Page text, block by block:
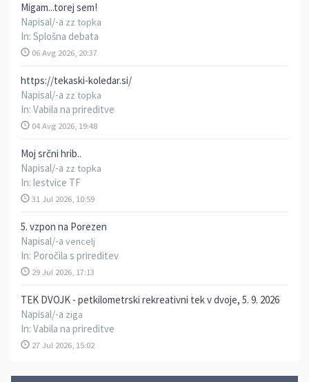
Migam...torej sem!
Napisal/-a zz topka
In: Splošna debata
06 Avg 2026, 20:37
https://tekaski-koledar.si/
Napisal/-a zz topka
In: Vabila na prireditve
04 Avg 2026, 19:48
Moj srčni hrib..
Napisal/-a zz topka
In: lestvice TF
31 Jul 2026, 10:59
5. vzpon na Porezen
Napisal/-a vencelj
In: Poročila s prireditev
29 Jul 2026, 17:13
TEK DVOJK - petkilometrski rekreativni tek v dvoje, 5. 9. 2026
Napisal/-a ziga
In: Vabila na prireditve
27 Jul 2026, 15:02